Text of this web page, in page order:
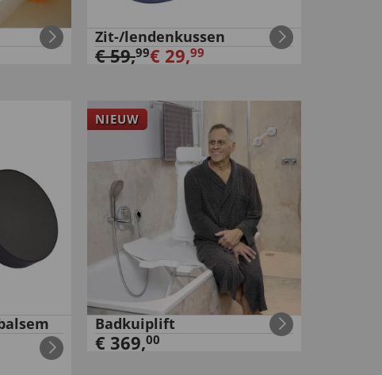
Zit-/lendenkussen
€59,99€ 29,99
NIEUW
Badkuiplift
€ 369,00